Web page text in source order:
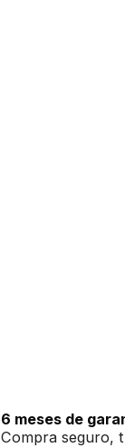
6 meses de
Compra seguro,